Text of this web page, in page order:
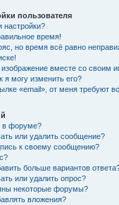
пользователя
настройки?
время!
но время всё равно
изображение вместе со своим
я могу изменить его?
«email», от меня требуют
в форуме?
или удалить сообщение?
к своему сообщению?
больше вариантов
или удалить опрос?
некоторые форумы?
вложения?